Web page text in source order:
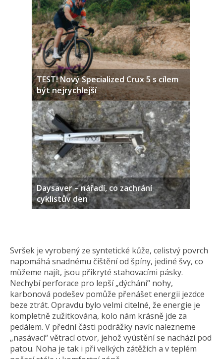
TEST! Nový Specialized Crux 5 s cílem
být nejrychlejší
Daysaver – nářadí, co zachrání
cyklistův den
Svršek je vyrobený ze syntetické kůže, celistvý povrch
napomáhá snadnému čištění od špíny, jediné švy, co
můžeme najít, jsou přikryté stahovacími pásky.
Nechybí perforace pro lepší „dýchání“ nohy,
karbonová podešev pomůže přenášet energii jezdce
beze ztrát. Opravdu bylo velmi citelné, že energie je
kompletně zužitkována, kolo nám krásně jde za
pedálem. V přední části podrážky navíc nalezneme
„nasávací“ větrací otvor, jehož vyústění se nachází pod
patou. Noha je tak i při velkých zátěžích a v teplém